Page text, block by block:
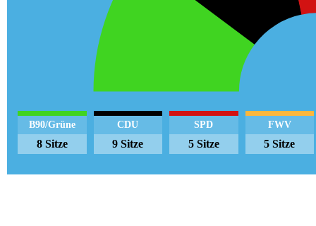
B90/Grüne
8 Sitze
CDU
9 Sitze
SPD
5 Sitze
FWV
5 Sitze